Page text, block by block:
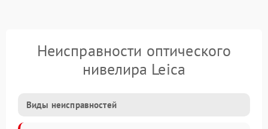
Неисправности оптического
нивелира Leica
Виды неисправностей